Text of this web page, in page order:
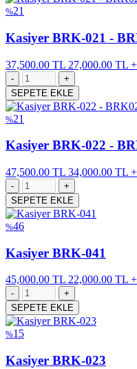
%21
Kasiyer BRK-021 -
37,500.00 TL 27,000.00 TL
SEPETE EKLE
%21
Kasiyer BRK-022 -
47,500.00 TL 34,000.00 TL
SEPETE EKLE
%46
Kasiyer BRK-041
45,000.00 TL 22,000.00 TL
SEPETE EKLE
%15
Kasiyer BRK-023